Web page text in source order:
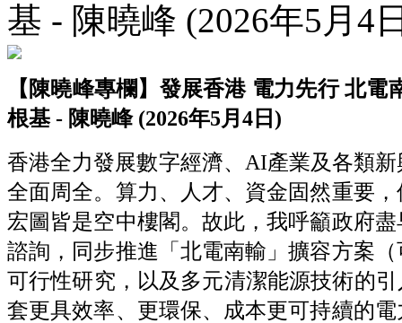
基 - 陳曉峰 (2026年5月4
【陳曉峰專欄】發展香港 電力先行北電
根基 - 陳曉峰 (2026年5月4 日)
香港全力發展數字經濟、AI產業及各類
全面周全。算力、人才、資金固然重要
宏圖皆是空中樓閣。故此，我呼籲政府
諮詢，同步推進「北電南輸」擴容方案
可行性研究，以及多元清潔能源技術的
套更具效率、更環保、成本更可持續的